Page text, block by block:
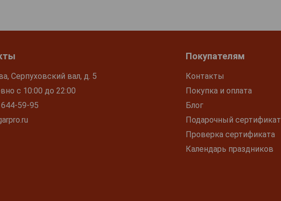
Серпуховский вал, д. 5
с 10:00 до 22:00
59-95
Покупателям
Контакты
Покупка и оплата
Блог
Подарочный сертификат
Проверка сертификата
Календарь праздников